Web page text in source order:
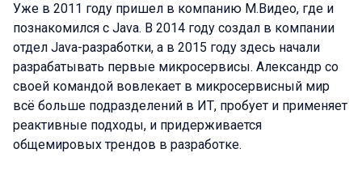
Уже в 2011 году пришел в компанию М.Видео, где и
познакомился с Java. В 2014 году создал в компании
отдел Java-разработки, а в 2015 году здесь начали
разрабатывать первые микросервисы. Александр со
своей командой вовлекает в микросервисный мир
всё больше подразделений в ИТ, пробует и применяет
реактивные подходы, и придерживается
общемировых трендов в разработке.